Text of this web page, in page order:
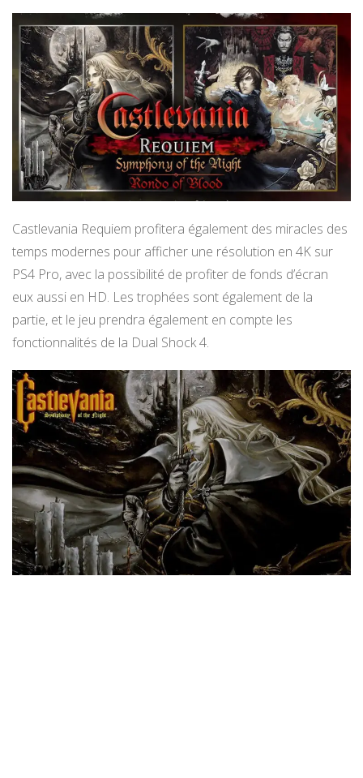
Castlevania Requiem profitera également des miracles des
temps modernes pour afficher une résolution en 4K sur
PS4 Pro, avec la possibilité de profiter de fonds d’écran
eux aussi en HD. Les trophées sont également de la
partie, et le jeu prendra également en compte les
fonctionnalités de la Dual Shock 4.